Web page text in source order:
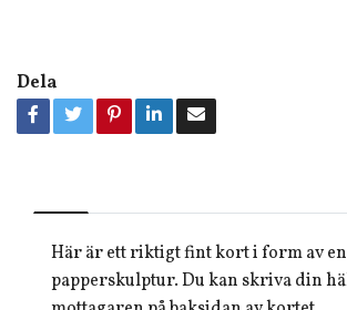
Dela
Här är ett riktigt fint kort i form av
papperskulptur. Du kan skriva din